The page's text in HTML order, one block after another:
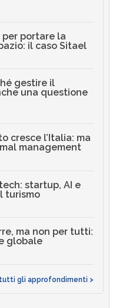
portare la
il caso Sitael
gestire il
una questione
cresce l’Italia: ma
management
startup, AI e
turismo
ma non per tutti:
globale
gli approfondimenti >